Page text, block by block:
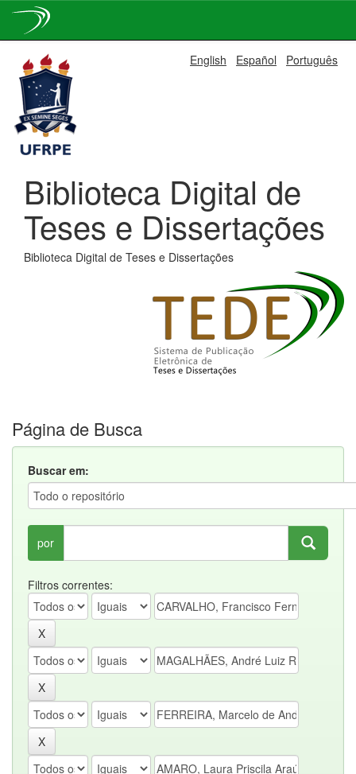
navigation
English Español Português
Biblioteca Digital de
Teses e Dissertações
Biblioteca Digital de Teses e Dissertações
Página de Busca
Buscar em:
por
Filtros correntes: